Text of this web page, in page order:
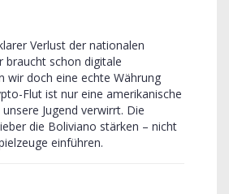
Verlust der nationalen
braucht schon digitale
wir doch eine echte Währung
Flut ist nur eine amerikanische
Jugend verwirrt. Die
die Boliviano stärken – nicht
einführen.